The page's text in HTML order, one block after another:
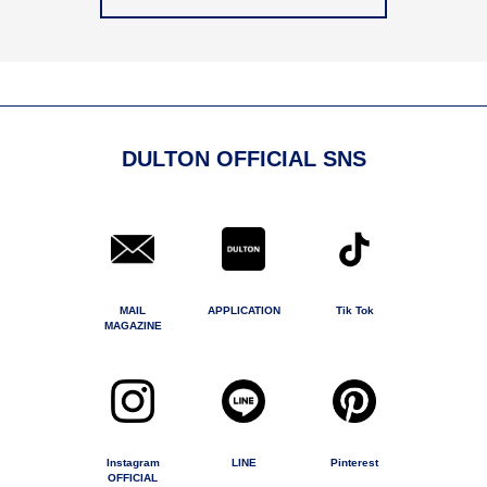
DULTON OFFICIAL SNS
MAIL
MAGAZINE
APPLICATION Tik Tok
Instagram
OFFICIAL
LINE Pinterest